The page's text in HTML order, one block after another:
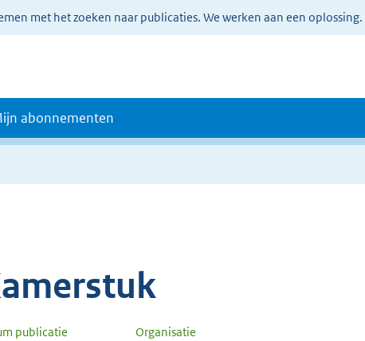
met het zoeken naar publicaties. We werken aan een
abonnementen
publicatie Organisatie